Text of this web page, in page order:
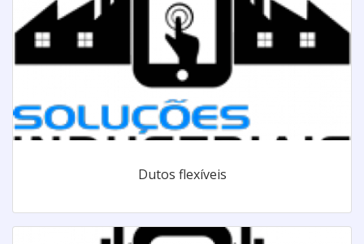
Dutos flexíveis